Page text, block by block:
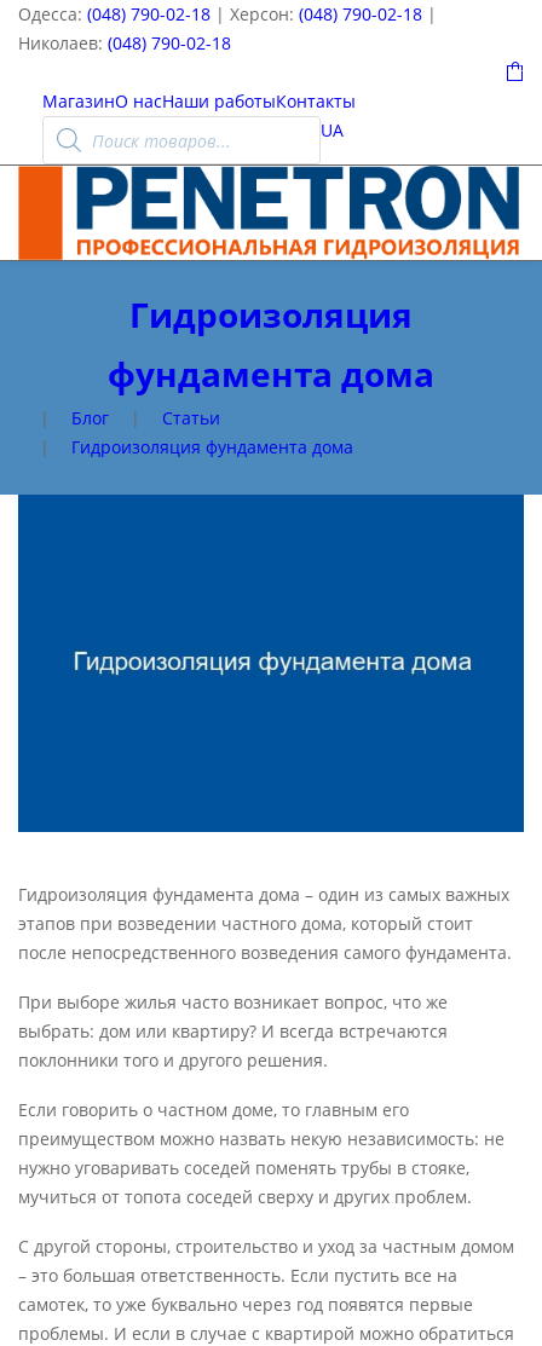
Одесса: (048) 790-02-18 | Херсон: (048) 790-02-18 |
Николаев: (048) 790-02-18
0
МагазинО насНаши работыКонтакты
Поиск
товаров UA
Гидроизоляция
фундамента дома
| Блог |
Статьи
|
Гидроизоляция фундамента дома
Гидроизоляция фундамента дома – один из самых важных
этапов при возведении частного дома, который стоит
после непосредственного возведения самого фундамента.
При выборе жилья часто возникает вопрос, что же
выбрать: дом или квартиру? И всегда встречаются
поклонники того и другого решения.
Если говорить о частном доме, то главным его
преимуществом можно назвать некую независимость: не
нужно уговаривать соседей поменять трубы в стояке,
мучиться от топота соседей сверху и других проблем.
С другой стороны, строительство и уход за частным домом
– это большая ответственность. Если пустить все на
самотек, то уже буквально через год появятся первые
проблемы. И если в случае с квартирой можно обратиться